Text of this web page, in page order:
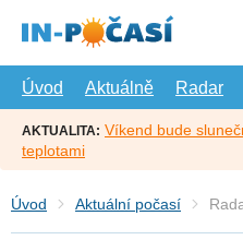
hlavní
Úvod
Aktuálně Radar
AKTUALITA: Víkend bude
teplotami
Úvod Aktuální počasí